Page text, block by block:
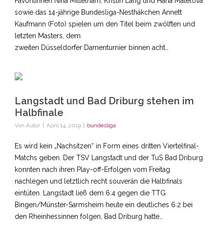
sowie das 14-jährige Bundesliga-Nesthäkchen Annett
Kaufmann (Foto) spielen um den Titel beim zwölften und
letzten Masters, dem
zweiten Düsseldorfer Damenturnier binnen acht…
Langstadt und Bad Driburg stehen im
Halbfinale
Von Autor April 14, 2019 bundesliga
Es wird kein „Nachsitzen“ in Form eines dritten Viertelfinal-
Matchs geben. Der TSV Langstadt und der TuS Bad Driburg
konnten nach ihren Play-off-Erfolgen vom Freitag
nachlegen und letztlich recht souverän die Halbfinals
eintüten. Langstadt ließ dem 6:4 gegen die TTG
Bingen/Münster-Sarmsheim heute ein deutliches 6:2 bei
den Rheinhessinnen folgen, Bad Driburg hatte…